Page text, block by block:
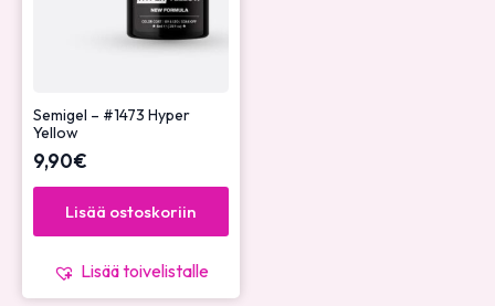
Semigel – #1473 Hyper
Yellow
9,90€
Lisää ostoskoriin
Lisää toivelistalle